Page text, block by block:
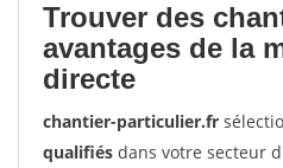
Trouver des
avantages de la
directe
chantier-particulier.fr
qualifiés dans votre secteur